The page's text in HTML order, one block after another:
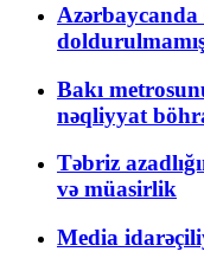
Bakı
nəqliyyat
Təbriz
və müasirlik
Media